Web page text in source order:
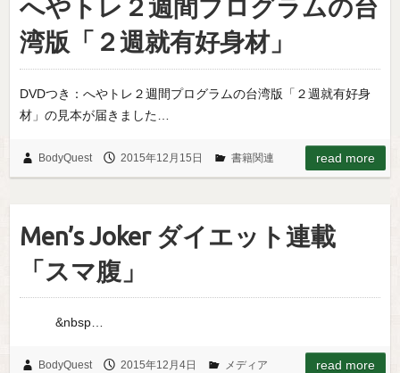
へやトレ２週間プログラムの台
湾版「２週就有好身材」
DVDつき：へやトレ２週間プログラムの台湾版「２週就有好身
材」の見本が届きました…
BodyQuest 2015年12月15日 書籍関連 read more
Men’s Joker ダイエット連載
「スマ腹」
&nbsp…
BodyQuest 2015年12月4日 メディア read more